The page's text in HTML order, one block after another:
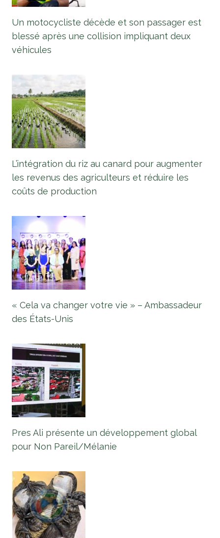
Un motocycliste décède et son passager est
blessé après une collision impliquant deux
véhicules
L’intégration du riz au canard pour augmenter
les revenus des agriculteurs et réduire les
coûts de production
« Cela va changer votre vie » – Ambassadeur
des États-Unis
Pres Ali présente un développement global
pour Non Pareil/Mélanie